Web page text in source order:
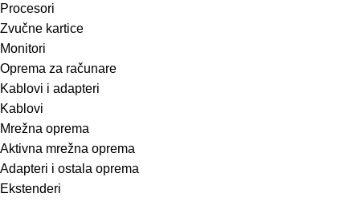
Procesori
Zvučne kartice
Monitori
Oprema za računare
Kablovi i adapteri
Kablovi
Mrežna oprema
Aktivna mrežna oprema
Adapteri i ostala oprema
Ekstenderi